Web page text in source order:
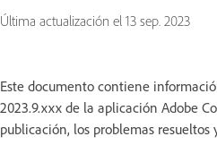
Última actualización el 13 sep. 2023
Este documento contiene
2023.9.xxx de la aplicación Adobe
publicación, los problemas resueltos